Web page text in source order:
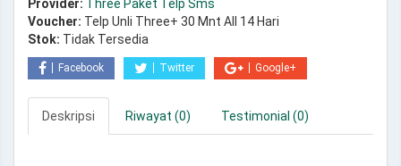
Provider: Three Paket Telp Sms
Voucher: Telp Unli Three+ 30 Mnt All 14 Hari
Stok: Tidak Tersedia
Facebook Twitter Google+
Deskripsi Riwayat (0) Testimonial (0)